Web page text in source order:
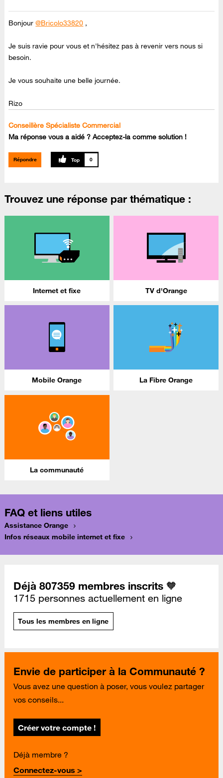
Bonjour@Bricolo33820 ,
Je suis ravie pour vous et n'hésitez pas à revenir vers nous si
besoin.
Je vous souhaite une belle journée.
Rizo
Conseillère Spécialiste Commercial
Ma réponse vous a aidé ? Acceptez-la comme solution !
Répondre 0
Trouvez une réponse par thématique :
Internet et fixe TV d'Orange
Mobile Orange La Fibre Orange
La communauté
FAQ et liens utiles
Assistance Orange
Infos réseaux mobile internet et fixe
Déjà 807359 membres inscrits 🧡
1715 personnes actuellement en ligne
Tous les membres en ligne
Envie de participer à la Communauté ?
Vous avez une question à poser, vous voulez partager
vos conseils...
Créer votre compte !
Déjà membre ?
Connectez-vous >